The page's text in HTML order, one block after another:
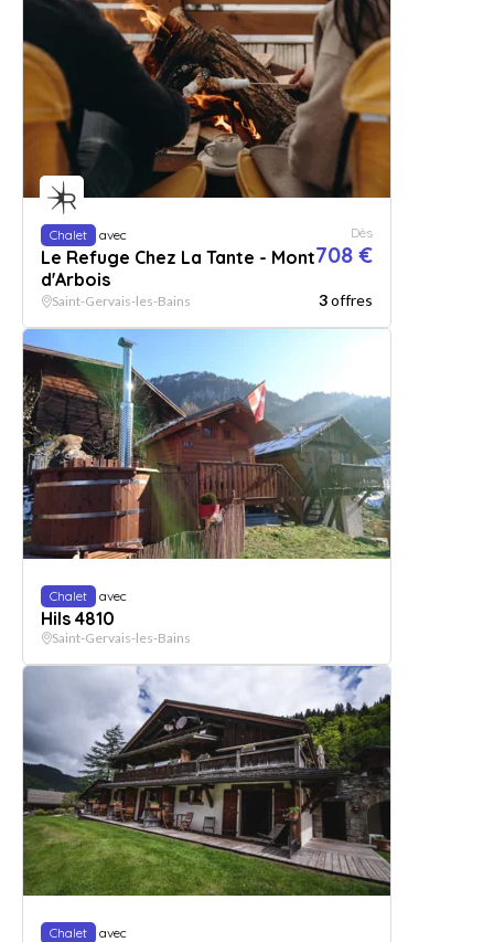
Chalet avec
Le Refuge Chez La Tante - Mont
d'Arbois
Dès
708 €
Saint-Gervais-les-Bains 3offres
Chalet avec
Hils 4810
Saint-Gervais-les-Bains
Chalet avec